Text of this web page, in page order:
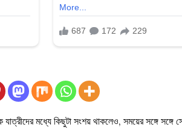
মধ্যে কিছুটা সংশয় থাকলেও, সময়ের সঙ্গে